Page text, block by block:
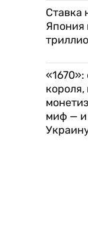
Ставка
Япония
«1670»:
миф — и